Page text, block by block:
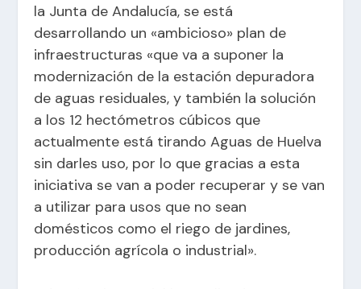
la Junta de Andalucía, se está
desarrollando un «ambicioso» plan de
infraestructuras «que va a suponer la
modernización de la estación depuradora
de aguas residuales, y también la solución
a los 12 hectómetros cúbicos que
actualmente está tirando Aguas de Huelva
sin darles uso, por lo que gracias a esta
iniciativa se van a poder recuperar y se van
a utilizar para usos que no sean
domésticos como el riego de jardines,
producción agrícola o industrial».